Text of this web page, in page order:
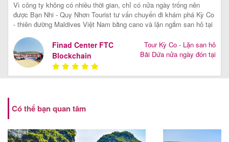
Vì công ty không có nhiều thời gian, chỉ có nửa ngày trống nên
được Bạn Nhi - Quy Nhơn Tourist tư vấn chuyến đi khám phá Kỳ Co
- thiên đường Maldives Việt Nam bằng cano và lặn ngắm san hô tại
Cảm ơn 3 chàng hướng dẫn viên nhiệt tình, kinh nghiệm, vui vẻ,
chuyên nghiệp đã đồng hành cùng Finad Center FTC Blockchain
trong nửa ngày thú vị tại Bãi tắm Kỳ Co
Finad Center FTC
Blockchain
Tour Kỳ Co - Lặn san hô
Bãi Dứa nửa ngày đón tại
Có thể bạn quan tâm